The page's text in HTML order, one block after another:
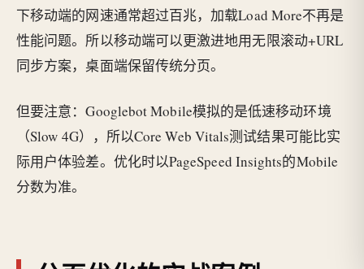
下移动端的网速通常超过百兆，加载Load More不再是
性能问题。所以移动端可以更激进地用无限滚动+URL
同步方案，桌面端保留传统分页。
但要注意：Googlebot Mobile模拟的是低速移动环境
（Slow 4G），所以Core Web Vitals测试结果可能比实
际用户体验差。优化时以PageSpeed Insights的Mobile
分数为准。